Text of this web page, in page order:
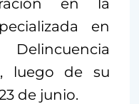
en la
en
luego de su
de junio.